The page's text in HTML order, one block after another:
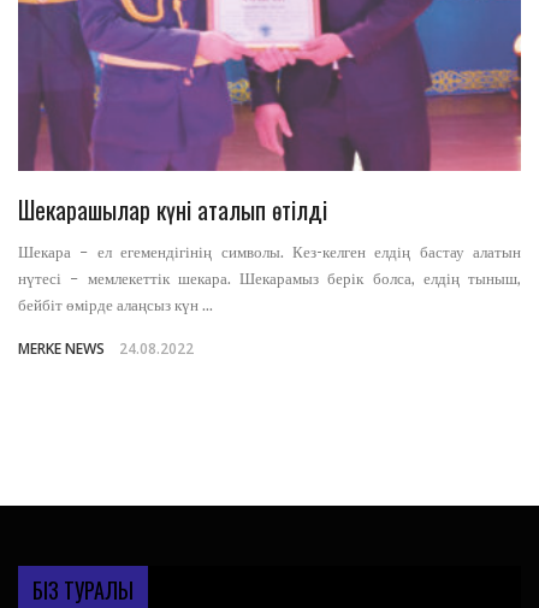
Шекарашылар күні аталып өтілді
Шекара – ел егемендігінің символы. Кез-келген елдің бастау алатын
нүтесі – мемлекеттік шекара. Шекарамыз берік болса, елдің тыныш,
бейбіт өмірде алаңсыз күн ...
MERKE NEWS 24.08.2022
БІЗ ТУРАЛЫ